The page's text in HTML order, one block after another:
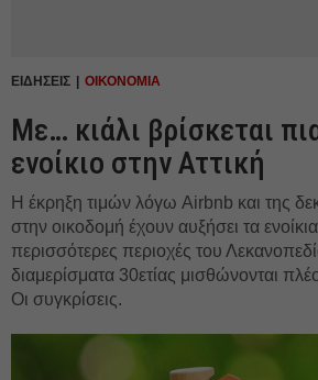
ΕΙΔΗΣΕΙΣ ΟΙΚΟΝΟΜΙΑ
Με… κιάλι βρίσκεται
ενοίκιο στην Αττική
Η έκρηξη τιμών λόγω Airbnb και της
στην οικοδομή έχουν αυξήσει τα
περισσότερες περιοχές του
διαμερίσματα 30ετίας μισθώνονται
Οι συγκρίσεις.